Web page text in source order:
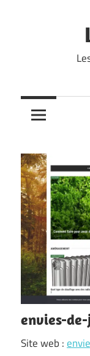
envies-
Site web :